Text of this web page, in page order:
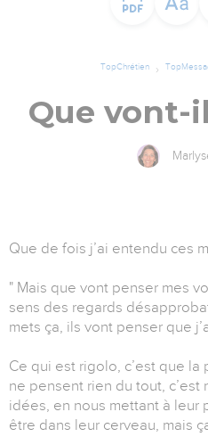
TopChrétien
Que vont-
Que de fois j’ai entendu ces
" Mais que vont penser mes
sens des regards
mets ça, ils vont penser que
Ce qui est rigolo, c’est que
ne pensent rien du tout,
idées, en nous mettant à leur
être dans leur cerveau, mais